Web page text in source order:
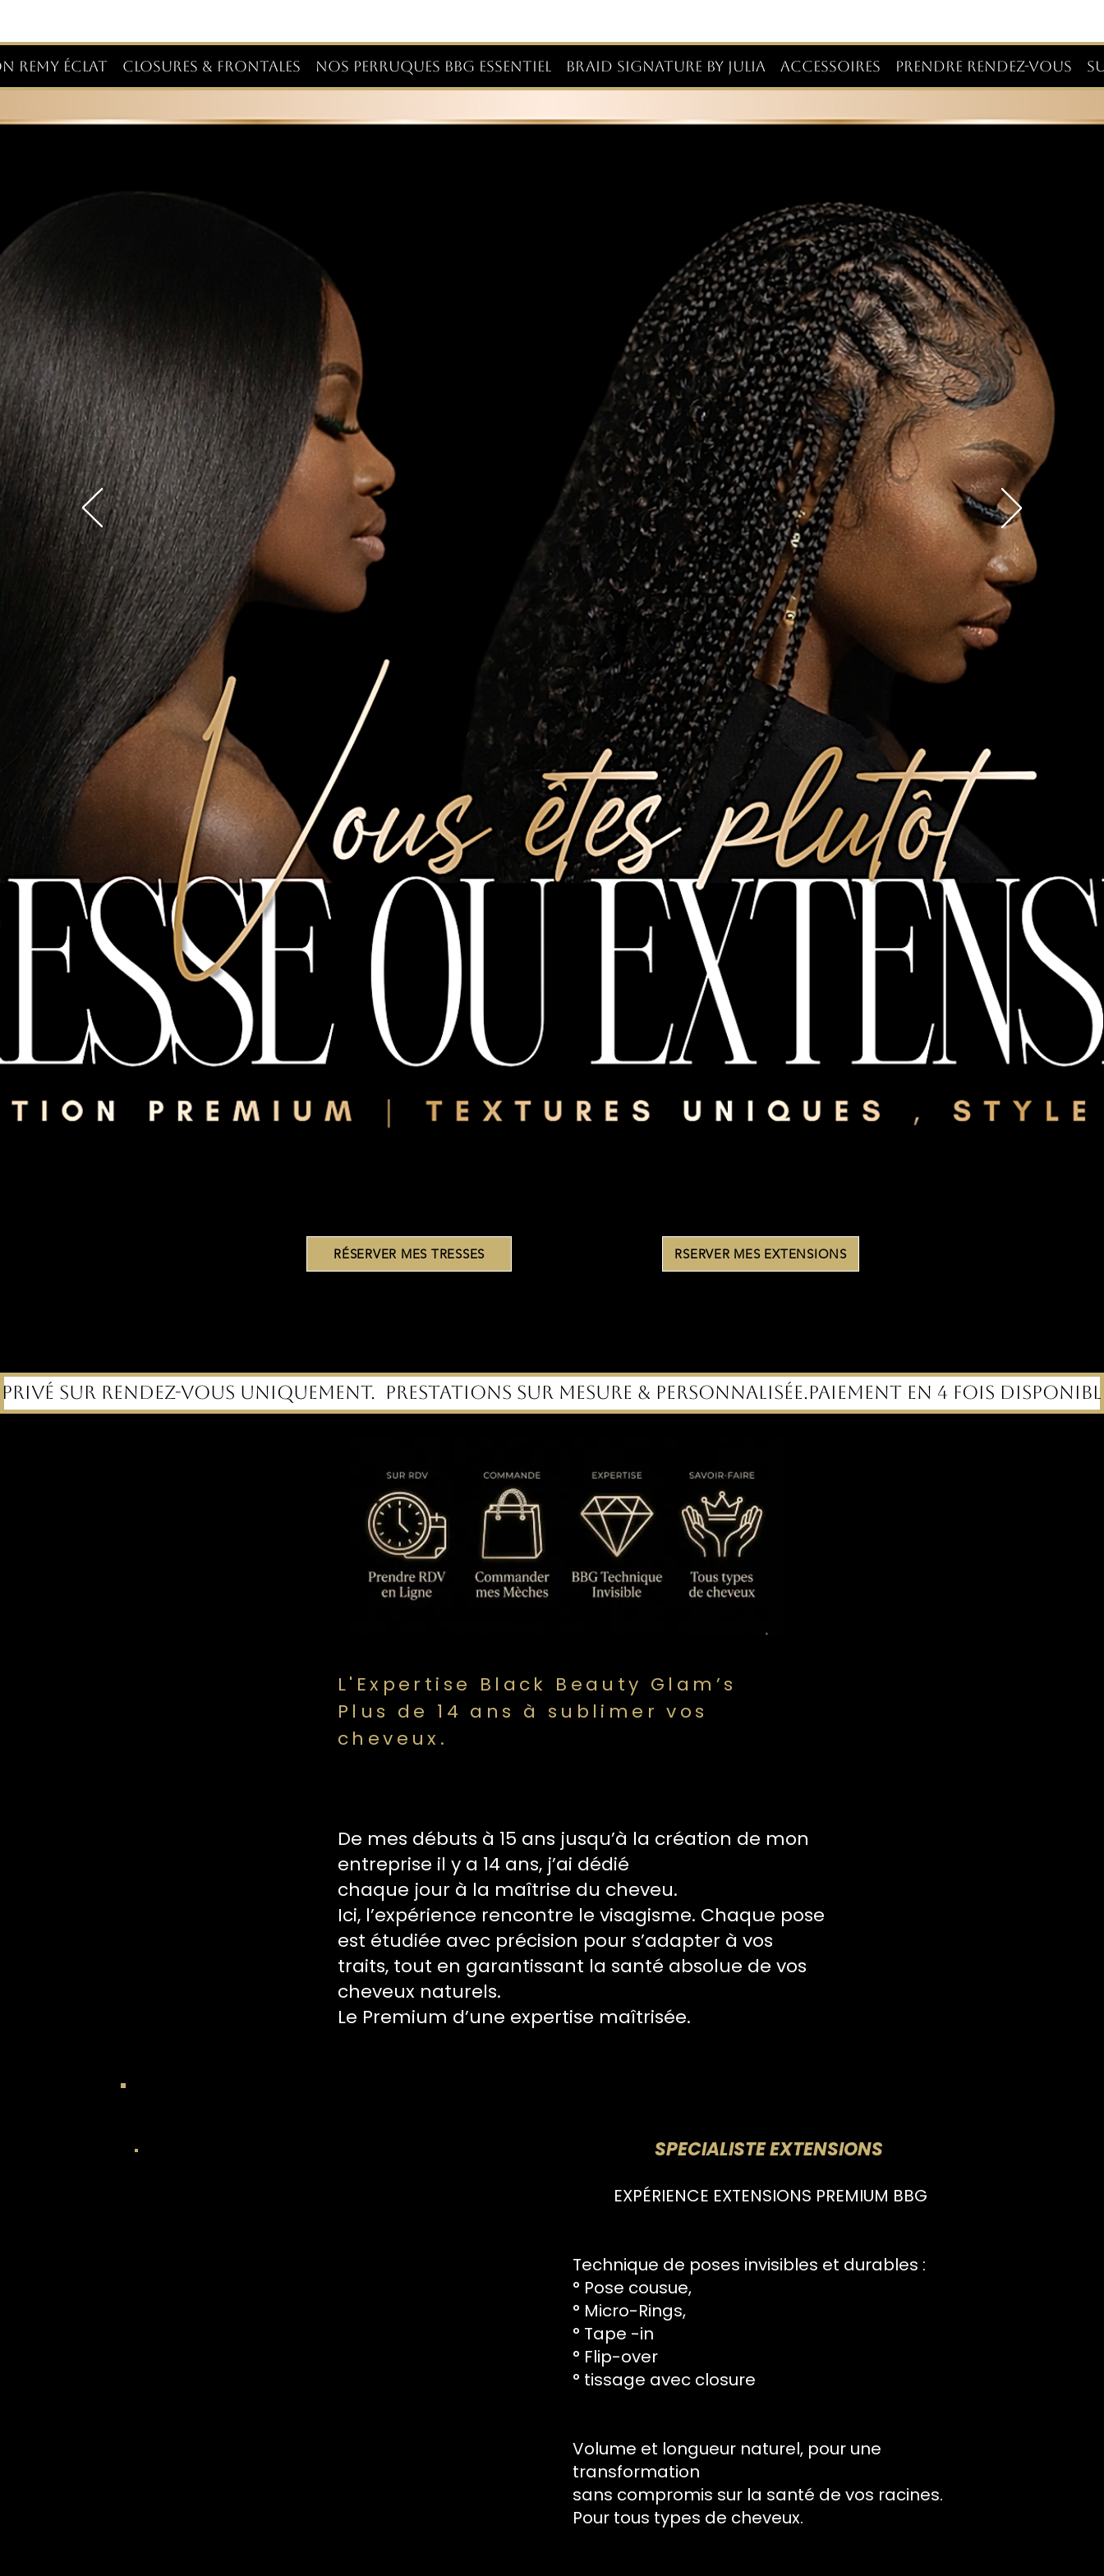
REMY ÉCLAT CLOSURES & FRONTALES NOS PERRUQUES BBG ESSENTIEL BRAID SIGNATURE BY JULIA ACCESSOIRES PRENDRE RENDEZ-VOUS
RÉSERVER MES TRESSES RSERVER MES EXTENSIONS
sur rendez-vous uniquement.  Prestations sur mesure & personnalisée.
L'Expertise Black Beauty Glam’s
Plus de 14 ans à sublimer vos
cheveux.
De mes débuts à 15 ans jusqu’à la création de mon
entreprise il y a 14 ans, j’ai dédié
chaque jour à la maîtrise du cheveu.
Ici, l’expérience rencontre le visagisme. Chaque pose
est étudiée avec précision pour s’adapter à vos
traits, tout en garantissant la santé absolue de vos
cheveux naturels.
Le Premium d’une expertise maîtrisée.
SPECIALISTE EXTENSIONS
EXPÉRIENCE EXTENSIONS PREMIUM BBG
Technique de poses invisibles et durables :
° Pose cousue,
° Micro-Rings,
° Tape -in
° Flip-over
° tissage avec closure
Volume et longueur naturel, pour une
transformation
sans compromis sur la santé de vos racines.
Pour tous types de cheveux.